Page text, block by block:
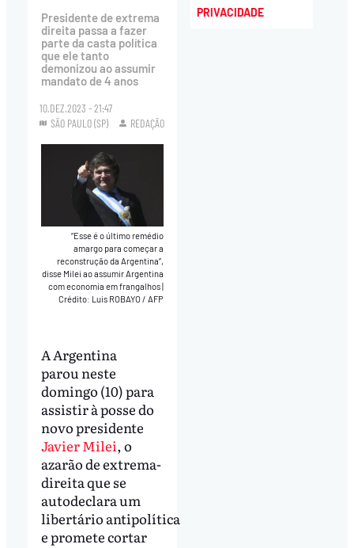
Presidente de extrema
direita passa a fazer
parte da casta política
que ele tanto
demonizou ao assumir
mandato de 4 anos
10.DEZ.2023 - 21:47
SÃO PAULO (SP)
REDAÇÃO
“Esse é o último remédio
amargo para começar a
reconstrução da Argentina”,
disse Milei ao assumir Argentina
com economia em frangalhos|
Crédito: Luis ROBAYO / AFP
A Argentina
parou neste
domingo (10) para
assistir à posse do
novo presidente
Javier Milei, o
azarão de extrema-
direita que se
autodeclara um
libertário antipolítica
e promete cortar
PRIVACIDADE